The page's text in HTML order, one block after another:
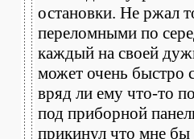
остановки. Не ржал
переломными по
каждый на своей
может очень быстро
вряд ли ему что-то
под приборной
прикинул что мне бы